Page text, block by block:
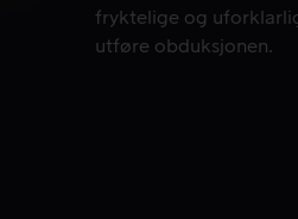
fryktelige og
utføre obduksjonen.